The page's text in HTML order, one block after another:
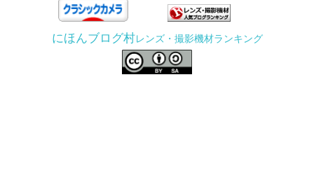
にほんブログ村レンズ・撮影機材ランキング